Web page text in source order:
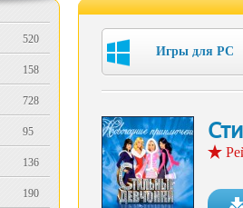
520
158
728
95
136
190
Игры для PC